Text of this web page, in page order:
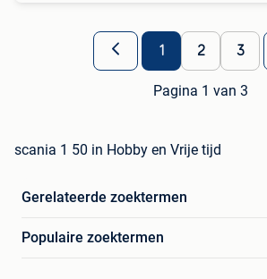
1 2 3
Pagina 1 van 3
scania 1 50 in Hobby en Vrije tijd
Gerelateerde zoektermen
Populaire zoektermen